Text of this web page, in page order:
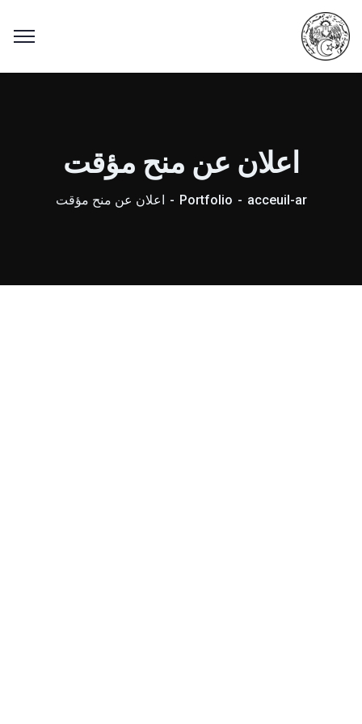
اعلان عن منح مؤقت
acceuil-ar
Portfolio اعلان عن منح مؤقت